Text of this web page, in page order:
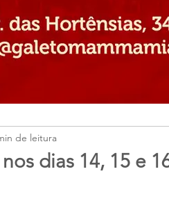
dias 14, 15 e
de leitura